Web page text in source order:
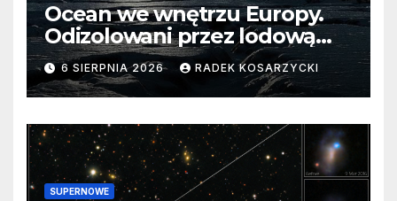
Ocean we wnętrzu Europy.
Odizolowani przez lodową
barierę
6 SIERPNIA 2026 RADEK KOSARZYCKI
SUPERNOWE